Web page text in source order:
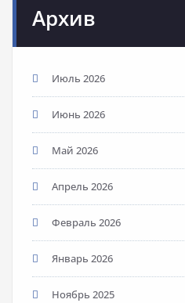
Архив
Июль 2026
Июнь 2026
Май 2026
Апрель 2026
Февраль 2026
Январь 2026
Ноябрь 2025